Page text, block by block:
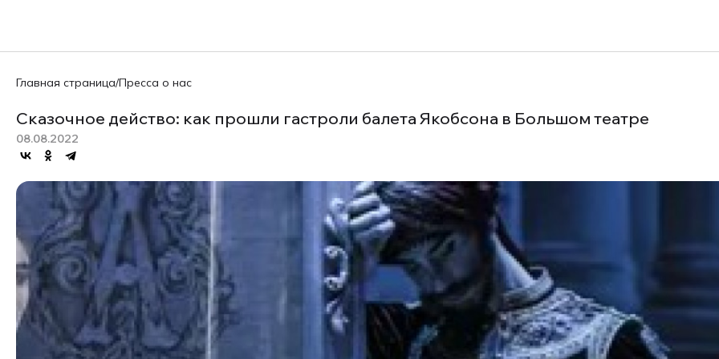
Главная страница/Пресса о нас
Сказочное действо: как прошли гастроли балета Якобсона в Большом театре
08.08.2022